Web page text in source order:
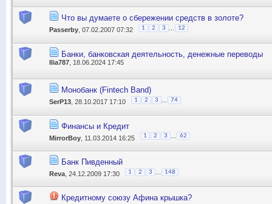
Что вы думаете о сбережении средств в золоте?
Passerby , 07.02.2007 07:32 1 2 3 12
Банки, банковская деятельность, денежные переводы
Ilia787 , 18.06.2024 17:45
Монобанк (Fintech Band)
SerP13 , 28.10.2017 17:10 1 2 3 74
Финансы и Кредит
MirrorBoy , 11.03.2014 16:25 1 2 3 62
Банк Пивденный
Reva , 24.12.2009 17:30 1 2 3 148
Кредитному союзу Афина крышка?